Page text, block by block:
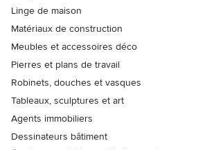
Linge de maison
Matériaux de construction
Meubles et accessoires déco
Pierres et plans de travail
Robinets, douches et vasques
Tableaux, sculptures et art
Agents immobiliers
Dessinateurs bâtiment